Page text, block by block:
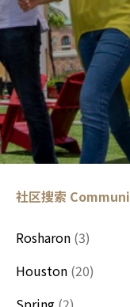
社区搜索
Rosharon (3)
Houston (20)